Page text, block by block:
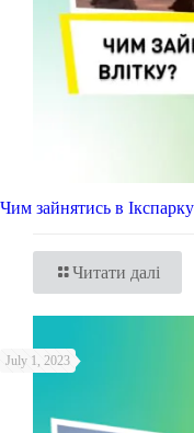
Чим зайнятись в
Читати далі
July 1, 2023